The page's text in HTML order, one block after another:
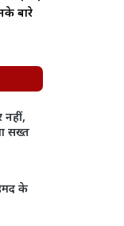
बारे
नहीं,
सख्त
के